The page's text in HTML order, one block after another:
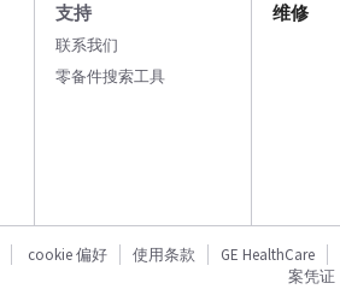
支持
联系我们
零备件搜索工具
维修
cookie 偏好 使用条款 GE HealthCare
案凭证